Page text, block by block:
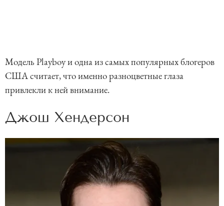
Модель Playboy и одна из самых популярных блогеров
США считает, что именно разноцветные глаза
привлекли к ней внимание.
Джош Хендерсон